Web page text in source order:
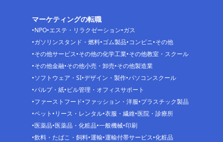
マーケティングの転職
NPO エステ・リラクゼーション ガス
ガソリンスタンド・燃料 ゴム製品 コンビニ その他
その他サービス その他の化学工業 その他教室・スクール
その他金融 その他小売・卸売 その他製造業
ソフトウェア・SI デザイン・製作 パソコンスクール
パルプ・紙 ビル管理・オフィスサポート
ファーストフード ファッション・洋服 プラスチック製品
ペット リース・レンタル 衣服・繊維 医院・診療所
医薬品 医薬品・化粧品 一般機械 印刷
飲料・たばこ・飼料 運輸 運輸付帯サービス 化粧品